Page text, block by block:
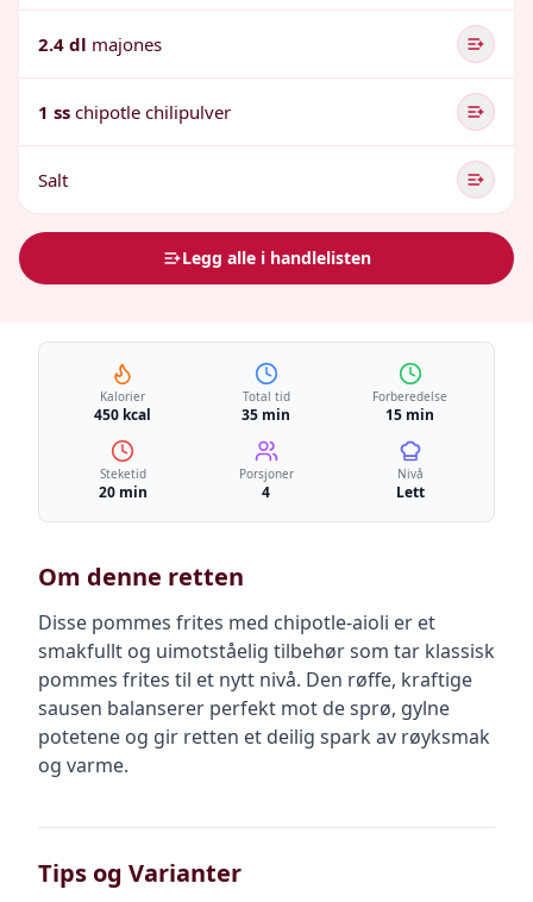
2.4 dl majones
1 ss chipotle chilipulver
Salt
Legg alle i handlelisten
Kalorier
450 kcal
Total tid
35 min
Forberedelse
15 min
Steketid
20 min
Porsjoner
4
Nivå
Lett
Om denne retten
Disse pommes frites med chipotle-aioli er et
smakfullt og uimotståelig tilbehør som tar klassisk
pommes frites til et nytt nivå. Den røffe, kraftige
sausen balanserer perfekt mot de sprø, gylne
potetene og gir retten et deilig spark av røyksmak
og varme.
Tips og Varianter